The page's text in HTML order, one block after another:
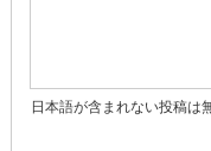
日本語が含まれない投稿は